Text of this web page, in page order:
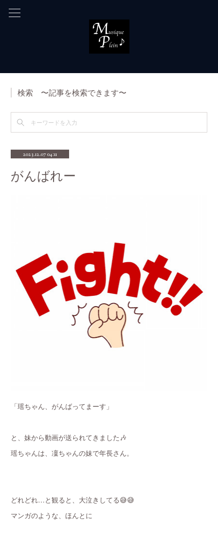
検索 〜記事を検索できます〜
2023.12.07 04:11
がんばれー
「瑶ちゃん、がんばってまーす」
と、妹から動画が送られてきました🎶
瑶ちゃんは、凜ちゃんの妹で年長さん。
どれどれ…と観ると、大泣きしてる😅😅
マンガのような、ほんとに